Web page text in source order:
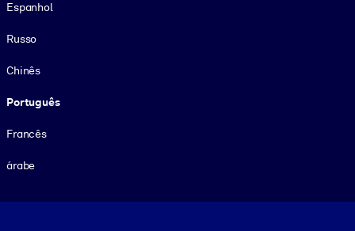
Espanhol
Russo
Chinês
Português
Francês
árabe